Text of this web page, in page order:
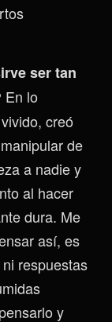
ser tan
En lo
creó
de
a nadie y
al hacer
dura. Me
así, es
respuestas
y